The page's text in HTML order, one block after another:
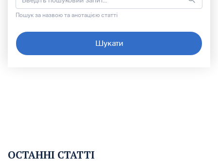
Пошук за назвою та анотацією статті
Шукати
ОСТАННІ СТАТТІ